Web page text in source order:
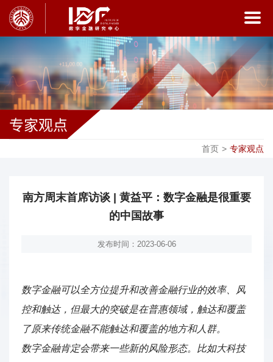
专家观点
首页 > 专家观点
南方周末首席访谈 | 黄益平：数字金融是很重要
的中国故事
发布时间：2023-06-06
数字金融可以全方位提升和改善金融行业的效率、风
控和触达，但最大的突破是在普惠领域，触达和覆盖
了原来传统金融不能触达和覆盖的地方和人群。
数字金融肯定会带来一些新的风险形态。比如大科技